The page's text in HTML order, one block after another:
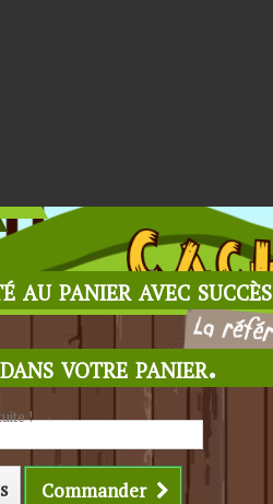
panier avec succès
votre panier.
!
Commander